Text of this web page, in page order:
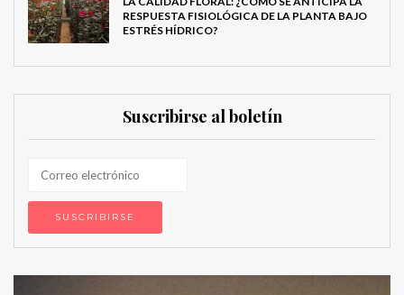
RESPUESTA FISIOLÓGICA DE LA PLANTA BAJO
ESTRÉS HÍDRICO?
Suscribirse al boletín